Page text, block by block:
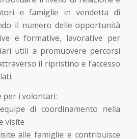
e famiglie in vendetta di
il numero delle opportunità
e formative, lavorative per
utili a promuovere percorsi
il ripristino e l’accesso
per i volontari:
di coordinamento nella
visite
alle famiglie e contribuisce